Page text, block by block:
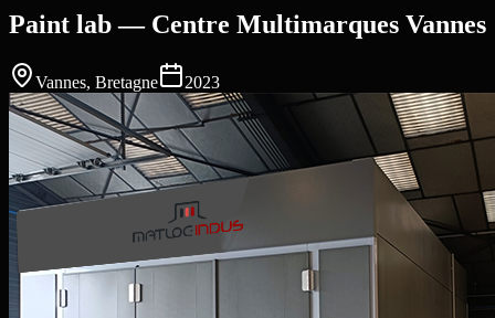
Paint lab — Centre Multimarques Vannes
Vannes, Bretagne 2023